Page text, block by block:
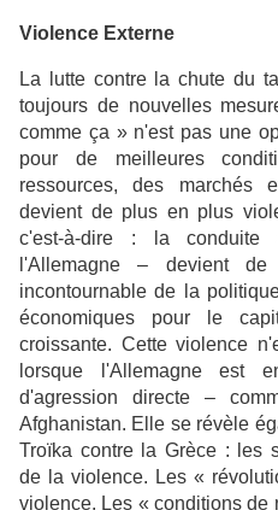
Violence Externe
La lutte contre la chute du
toujours de nouvelles
comme ça » n'est pas une
pour de meilleures
ressources, des marchés
devient de plus en plus
c'est-à-dire : la
l'Allemagne – devient
incontournable de la
économiques pour le
croissante. Cette violence
lorsque l'Allemagne est
d'agression directe –
Afghanistan. Elle se révèle
Troïka contre la Grèce : les
de la violence. Les «
violence. Les « conditions de